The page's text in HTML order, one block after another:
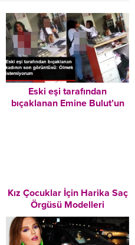
Eski eşi tarafından
bıçaklanan Emine Bulut’un
Kız Çocuklar İçin Harika Saç
Örgüsü Modelleri